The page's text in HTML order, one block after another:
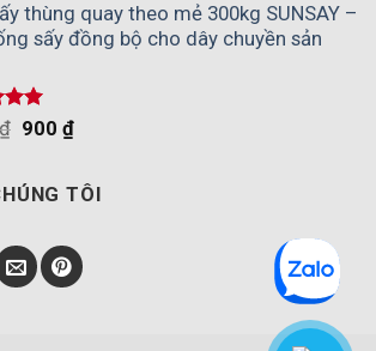
thùng quay theo mẻ 300kg SUNSAY –
sấy đồng bộ cho dây chuyền sản
5.00
₫ 900₫
TÔI